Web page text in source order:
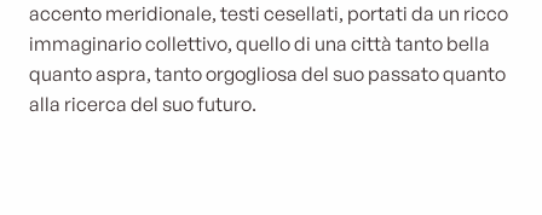
accento meridionale, testi cesellati, portati da un ricco
immaginario collettivo, quello di una città tanto bella
quanto aspra, tanto orgogliosa del suo passato quanto
alla ricerca del suo futuro.